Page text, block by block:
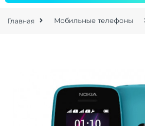
Главная Мобильные телефоны